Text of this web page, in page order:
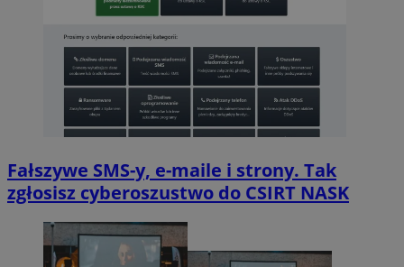
Fałszywe SMS-y, e-maile i strony. Tak
zgłosisz cyberoszustwo do CSIRT NASK